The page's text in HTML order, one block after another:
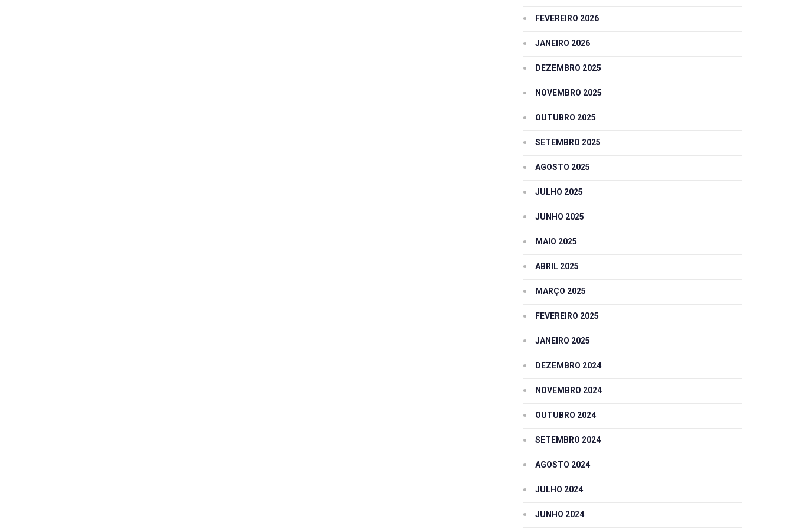
FEVEREIRO 2026
JANEIRO 2026
DEZEMBRO 2025
NOVEMBRO 2025
OUTUBRO 2025
SETEMBRO 2025
AGOSTO 2025
JULHO 2025
JUNHO 2025
MAIO 2025
ABRIL 2025
MARÇO 2025
FEVEREIRO 2025
JANEIRO 2025
DEZEMBRO 2024
NOVEMBRO 2024
OUTUBRO 2024
SETEMBRO 2024
AGOSTO 2024
JULHO 2024
JUNHO 2024